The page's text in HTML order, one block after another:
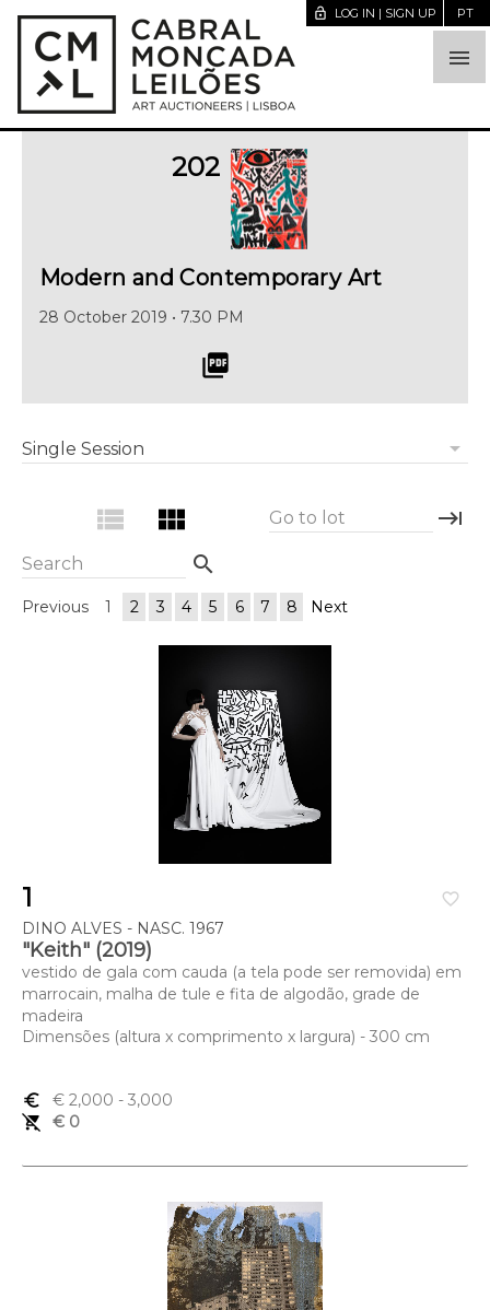

lock_open LOG IN | SIGN UP PT
202
Modern and Contemporary Art
28 October 2019 • 7.30 PM
picture_as_pdf
arrow_drop_down
Single Session
view_list view_module Go to lot keyboard_tab
Search search
Previous 1 2 3 4 5 6 7 8 Next
favorite_border
1
DINO ALVES - NASC. 1967
"Keith" (2019)
vestido de gala com cauda (a tela pode ser removida) em
marrocain, malha de tule e fita de algodão, grade de
madeira
Dimensões (altura x comprimento x largura) - 300 cm
euro_symbol € 2,000 - 3,000
remove_shopping_cart
€ 0